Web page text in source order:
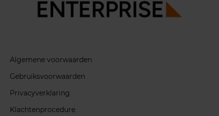
Algemene voorwaarden
Gebruiksvoorwaarden
Privacyverklaring
Klachtenprocedure